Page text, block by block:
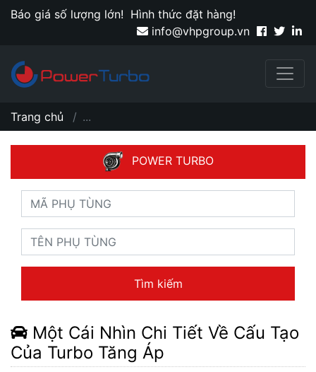
Báo giá số lượng lớn! Hình thức đặt hàng!
info@vhpgroup.vn
Trang chủ ...
POWER TURBO
Tìm kiếm
Một Cái Nhìn Chi Tiết Về Cấu Tạo
Của Turbo Tăng Áp